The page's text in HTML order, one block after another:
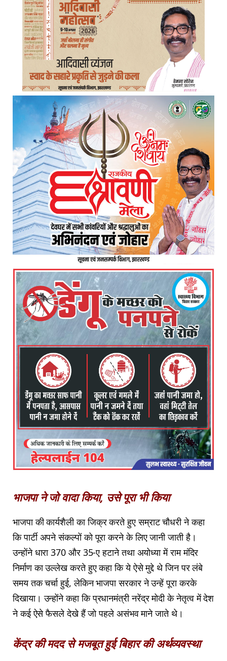
भाजपा ने जो वादा किया, उसे पूरा भी किया
भाजपा की कार्यशैली का जिक्र करते हुए सम्राट चौधरी ने कहा
कि पार्टी अपने संकल्पों को पूरा करने के लिए जानी जाती है।
उन्होंने धारा 370 और 35-ए हटाने तथा अयोध्या में राम मंदिर
निर्माण का उल्लेख करते हुए कहा कि ये ऐसे मुद्दे थे जिन पर लंबे
समय तक चर्चा हुई, लेकिन भाजपा सरकार ने उन्हें पूरा करके
दिखाया। उन्होंने कहा कि प्रधानमंत्री नरेंद्र मोदी के नेतृत्व में देश
ने कई ऐसे फैसले देखे हैं जो पहले असंभव माने जाते थे।
केंद्र की मदद से मजबूत हुई बिहार की अर्थव्यवस्था